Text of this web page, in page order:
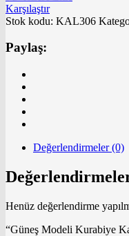
Kalıbı
adet
Karşılaştır
Stok kodu: KAL306
Paylaş:
Değerlendirmeler (0)
Henüz değerlendirme
“Güneş Modeli Kurabiye